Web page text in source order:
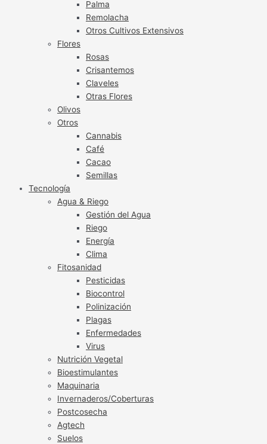
Palma
Remolacha
Otros Cultivos Extensivos
Flores
Rosas
Crisantemos
Claveles
Otras Flores
Olivos
Otros
Cannabis
Café
Cacao
Semillas
Tecnología
Agua & Riego
Gestión del Agua
Riego
Energía
Clima
Fitosanidad
Pesticidas
Biocontrol
Polinización
Plagas
Enfermedades
Virus
Nutrición Vegetal
Bioestimulantes
Maquinaria
Invernaderos/Coberturas
Postcosecha
Agtech
Suelos